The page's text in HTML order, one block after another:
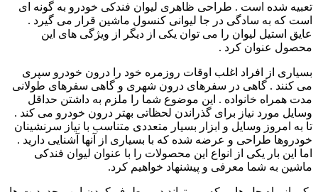
تعبیه شده است . طراحی ظاهری لیوان فندکی خودرو به گونه ای
است که به سادگی در جا لیوانی کنسول ماشین قرار می گیرد .
عایق استیل لیوان را می توان یکی از دیگر از ویژگی های این
محصول عنوان کرد .
بسیاری از افراد اغلب اوقات روزمره خود را درون خودرو سپری
می کنند . گاهی در سفرهای درون شهری و گاهی سفرهای طولانی
مدت همراه خانواده . این موضوع شما را ملزم به داشتن حداقل
وسایل مورد نیاز برای گذراندن لحظاتی بهتر درون خودرو می کند .
تا به امروز وسایل و ابزار بسیار متعددی متناسب با نیاز سرنشینان
خودروها طراحی و عرضه شده که با بسیاری از آنها آشنایی دارید .
اما این بار یکی از انواع این محصولات را با عنوان لیوان فندکی
ماشین به شما معرفی و پیشنهاد خواهیم کرد.